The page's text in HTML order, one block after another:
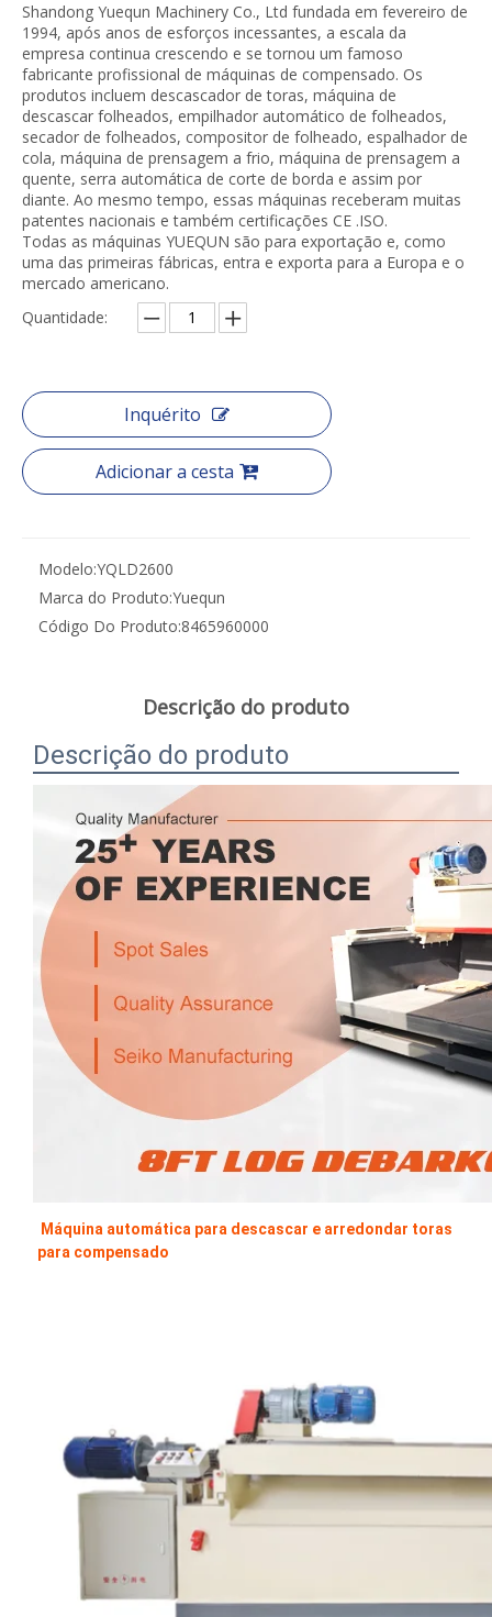
Shandong Yuequn Machinery Co., Ltd fundada em fevereiro de
1994, após anos de esforços incessantes, a escala da
empresa continua crescendo e se tornou um famoso
fabricante profissional de máquinas de compensado. Os
produtos incluem descascador de toras, máquina de
descascar folheados, empilhador automático de folheados,
secador de folheados, compositor de folheado, espalhador de
cola, máquina de prensagem a frio, máquina de prensagem a
quente, serra automática de corte de borda e assim por
diante. Ao mesmo tempo, essas máquinas receberam muitas
patentes nacionais e também certificações CE .ISO.
Todas as máquinas YUEQUN são para exportação e, como
uma das primeiras fábricas, entra e exporta para a Europa e o
mercado americano.
Quantidade:
Inquérito
Adicionar a cesta
Modelo:YQLD2600
Marca do Produto:Yuequn
Código Do Produto:8465960000
Descrição do produto
Descrição do produto
Máquina automática para descascar e arredondar toras
para compensado